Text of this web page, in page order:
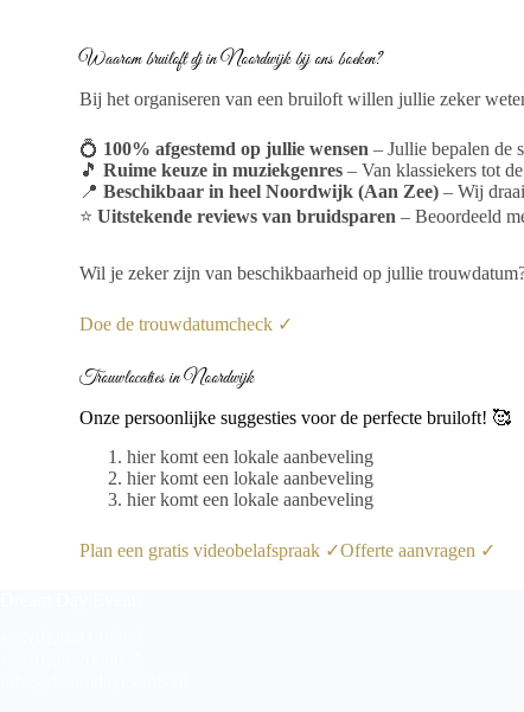
Waarom bruiloft dj in Noordwijk bij ons boeken?
Bij het organiseren van een bruiloft willen jullie zeker
💍 100% afgestemd op jullie wensen – Jullie bepalen de
🎵Ruime keuze in muziekgenres – Van klassiekers tot
📍Beschikbaar in heel Noordwijk (Aan Zee) – Wij
⭐Uitstekende reviews van bruidsparen – Beoordeeld
Wil je zeker zijn van beschikbaarheid op jullie
Doe de trouwdatumcheck ✓
Trouwlocaties in Noordwijk
Onze persoonlijke suggesties voor de perfecte bruiloft! 🥰
hier komt een lokale aanbeveling
hier komt een lokale aanbeveling
hier komt een lokale aanbeveling
Plan een gratis videobelafspraak ✓Offerte aanvragen ✓